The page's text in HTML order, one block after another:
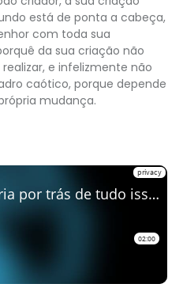
está de ponta a cabeça,
com toda sua
da sua criação não
e infelizmente não
caótico, porque depende
mudança.